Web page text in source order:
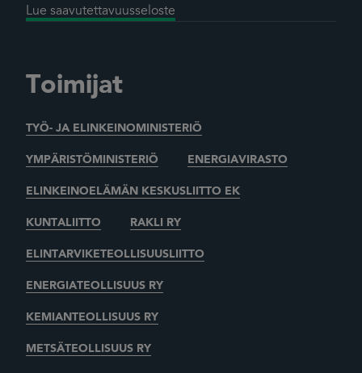
Lue saavutettavuusseloste
Toimijat
TYÖ- JA ELINKEINOMINISTERIÖ
YMPÄRISTÖMINISTERIÖ ENERGIAVIRASTO
ELINKEINOELÄMÄN KESKUSLIITTO EK
KUNTALIITTO RAKLI RY
ELINTARVIKETEOLLISUUSLIITTO
ENERGIATEOLLISUUS RY
KEMIANTEOLLISUUS RY
METSÄTEOLLISUUS RY